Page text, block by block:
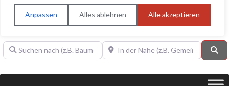
Anpassen Alles ablehnen Alle akzeptieren
PLATIN, GOLD, SILBER, ANWÄRTER "Bauherrenhilfe.org-
Qualitätssiegel" ausgezeichnet sind.
Suchen nach (z.B. Baumeister oder Dachdecker)In der Nähe (z.B. Gemeinde Baden)